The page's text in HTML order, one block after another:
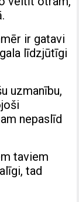
ir gatavi
līdzjūtīgi
uzmanību,
nepaslīd
taviem
tad